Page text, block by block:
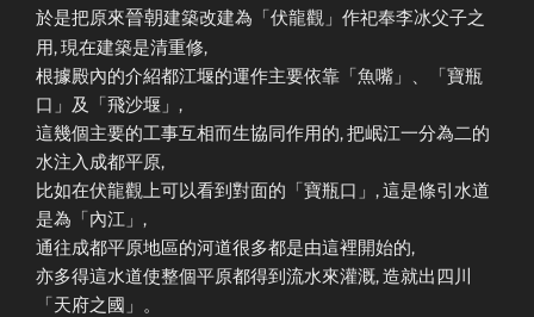
於是把原來晉朝建築改建為「伏龍觀」作祀奉李冰父子之
用, 現在建築是清重修,
根據殿內的介紹都江堰的運作主要依靠「魚嘴」、「寶瓶
口」及「飛沙堰」,
這幾個主要的工事互相而生協同作用的, 把岷江一分為二的
水注入成都平原,
比如在伏龍觀上可以看到對面的「寶瓶口」, 這是條引水道
是為「內江」,
通往成都平原地區的河道很多都是由這裡開始的,
亦多得這水道使整個平原都得到流水來灌溉, 造就出四川
「天府之國」。